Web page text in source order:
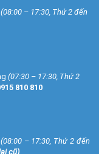
(08:00 – 17:30, Thứ 2 đến
(07:30 – 17:30, Thứ 2
810 810
(08:00 – 17:30, Thứ 2 đến
cũ)